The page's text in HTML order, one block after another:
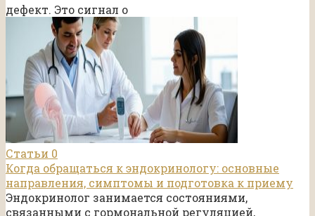
дефект. Это сигнал о
Статьи 0
Когда обращаться к эндокринологу: основные
направления, симптомы и подготовка к приему
Эндокринолог занимается состояниями,
связанными с гормональной регуляцией,